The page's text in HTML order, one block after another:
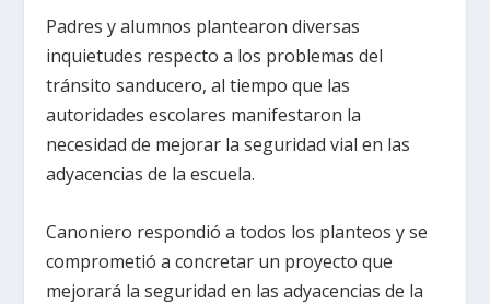
Padres y alumnos plantearon diversas
inquietudes respecto a los problemas del
tránsito sanducero, al tiempo que las
autoridades escolares manifestaron la
necesidad de mejorar la seguridad vial en las
adyacencias de la escuela.
Canoniero respondió a todos los planteos y se
comprometió a concretar un proyecto que
mejorará la seguridad en las adyacencias de la